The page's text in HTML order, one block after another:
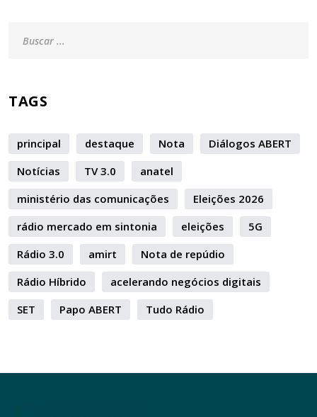
TAGS
principal destaque Nota
Diálogos ABERT
Notícias
TV 3.0
anatel
ministério das comunicações
Eleições 2026
rádio mercado em sintonia
eleições
5G
Rádio 3.0
amirt
Nota de repúdio
Rádio Híbrido
acelerando negócios digitais
SET
Papo ABERT Tudo Rádio